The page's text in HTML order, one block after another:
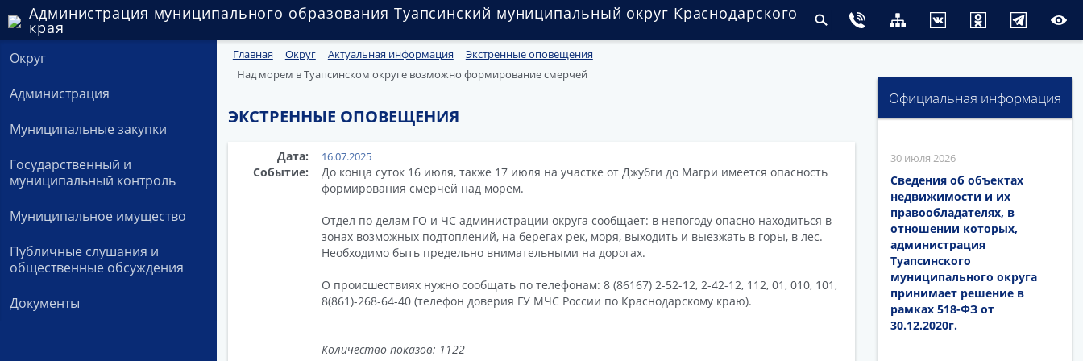
Администрация муниципального образования Туапсинский муниципальный округ Краснодарского
края
Округ
Администрация
Муниципальные закупки
Государственный и
муниципальный контроль
Муниципальное имущество
Публичные слушания и
общественные обсуждения
Документы
Главная Округ Актуальная информация
Экстренные оповещения
Над морем в Туапсинском округе возможно формирование смерчей
ЭКСТРЕННЫЕ ОПОВЕЩЕНИЯ
Дата: 16.07.2025
Событие:
До конца суток 16 июля, также 17 июля на участке от Джубги до Магри имеется опасность
формирования смерчей над морем.
Отдел по делам ГО и ЧС администрации округа сообщает: в непогоду опасно находиться в
зонах возможных подтоплений, на берегах рек, моря, выходить и выезжать в горы, в лес.
Необходимо быть предельно внимательными на дорогах.
О происшествиях нужно сообщать по телефонам: 8 (86167) 2-52-12, 2-42-12, 112, 01, 010, 101,
8(861)-268-64-40 (телефон доверия ГУ МЧС России по Краснодарскому краю).
Количество показов: 1122
Официальная информация
30 июля 2026
Сведения об объектах
недвижимости и их
правообладателях, в
отношении которых,
администрация
Туапсинского
муниципального округа
принимает решение в
рамках 518-ФЗ от
30.12.2020г.